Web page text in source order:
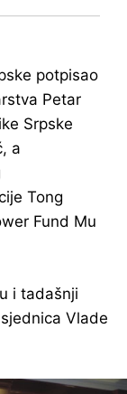
potpisao
Petar
Srpske
a
Tong
Fund Mu
i tadašnji
Vlade